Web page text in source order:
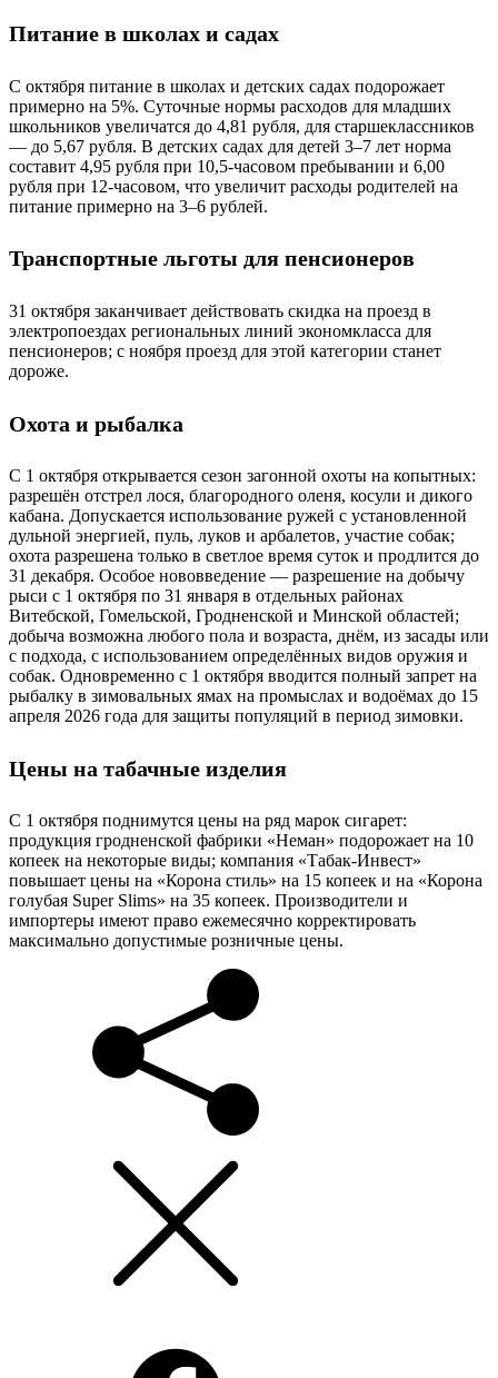
Питание в школах и садах
С октября питание в школах и детских садах подорожает
примерно на 5%. Суточные нормы расходов для младших
школьников увеличатся до 4,81 рубля, для старшеклассников
— до 5,67 рубля. В детских садах для детей 3–7 лет норма
составит 4,95 рубля при 10,5‑часовом пребывании и 6,00
рубля при 12‑часовом, что увеличит расходы родителей на
питание примерно на 3–6 рублей.
Транспортные льготы для пенсионеров
31 октября заканчивает действовать скидка на проезд в
электропоездах региональных линий экономкласса для
пенсионеров; с ноября проезд для этой категории станет
дороже.
Охота и рыбалка
С 1 октября открывается сезон загонной охоты на копытных:
разрешён отстрел лося, благородного оленя, косули и дикого
кабана. Допускается использование ружей с установленной
дульной энергией, пуль, луков и арбалетов, участие собак;
охота разрешена только в светлое время суток и продлится до
31 декабря. Особое нововведение — разрешение на добычу
рыси с 1 октября по 31 января в отдельных районах
Витебской, Гомельской, Гродненской и Минской областей;
добыча возможна любого пола и возраста, днём, из засады или
с подхода, с использованием определённых видов оружия и
собак. Одновременно с 1 октября вводится полный запрет на
рыбалку в зимовальных ямах на промыслах и водоёмах до 15
апреля 2026 года для защиты популяций в период зимовки.
Цены на табачные изделия
С 1 октября поднимутся цены на ряд марок сигарет:
продукция гродненской фабрики «Неман» подорожает на 10
копеек на некоторые виды; компания «Табак‑Инвест»
повышает цены на «Корона стиль» на 15 копеек и на «Корона
голубая Super Slims» на 35 копеек. Производители и
импортеры имеют право ежемесячно корректировать
максимально допустимые розничные цены.